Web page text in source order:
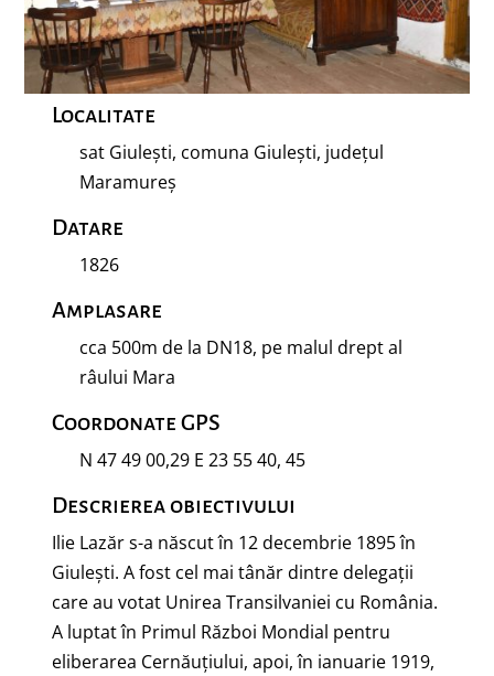
Localitate
sat Giulești, comuna Giulești, județul
Maramureș
Datare
1826
Amplasare
cca 500m de la DN18, pe malul drept al
râului Mara
Coordonate GPS
N 47 49 00,29 E 23 55 40, 45
Descrierea obiectivului
Ilie Lazăr s-a născut în 12 decembrie 1895 în
Giulești. A fost cel mai tânăr dintre delegaţii
care au votat Unirea Transilvaniei cu România.
A luptat în Primul Război Mondial pentru
eliberarea Cernăuțiului, apoi, în ianuarie 1919,